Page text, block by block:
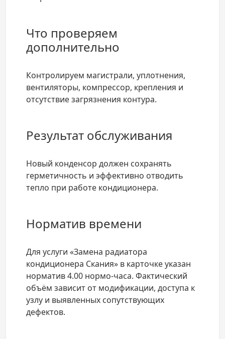
Что проверяем
дополнительно
Контролируем магистрали, уплотнения,
вентиляторы, компрессор, крепления и
отсутствие загрязнения контура.
Результат обслуживания
Новый конденсор должен сохранять
герметичность и эффективно отводить
тепло при работе кондиционера.
Норматив времени
Для услуги «Замена радиатора
кондиционера Скания» в карточке указан
норматив 4.00 нормо-часа. Фактический
объём зависит от модификации, доступа к
узлу и выявленных сопутствующих
дефектов.